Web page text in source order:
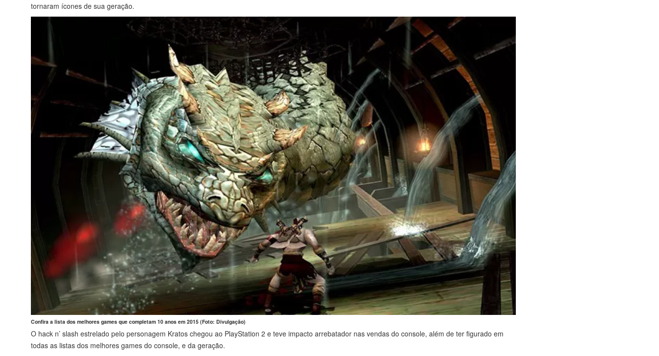
tornaram ícones de sua geração.
Confira a lista dos melhores games que completam 10 anos em 2015 (Foto: Divulgação)
O hack n’ slash estrelado pelo personagem Kratos chegou ao PlayStation 2 e teve impacto arrebatador nas vendas do console, além de ter figurado em
todas as listas dos melhores games do console, e da geração.